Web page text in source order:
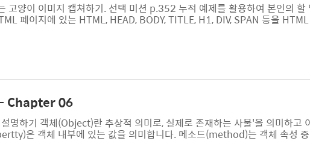
고양이 이미지 캡쳐하기. 선택 미션 p.352 누적 예제를 활용하여 본인의 할
페이지에 있는 HTML, HEAD, BODY, TITLE, H1, DIV, SPAN 등을
스크립트에서는 이를 문서 객체라고 부릅니다. 문서 객체를 조합해서 만든
코드를 자바스크립트로 조작하기 1번째 h1 태그 2번째 h2 태그 실행결
- Chapter 06
명하기 객체(Object)란 추상적 의미로, 실제로 존재하는 사물'을 의미하고
은 객체 내부에 있는 값을 의미합니다. 메소드(method)는 객체 속성
확인 문제 3번 풀고, 풀이 과정 설명하기 모질라 문서에서 Math 객체와 관련